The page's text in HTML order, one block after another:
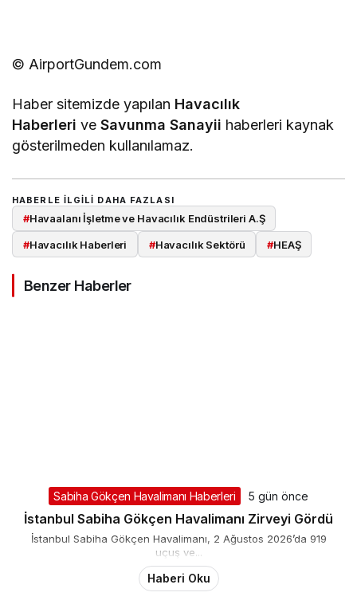
© AirportGundem.com
Haber sitemizde yapılan Havacılık
Haberleri veSavunma Sanayii haberleri kaynak
gösterilmeden kullanılamaz.
HABERLE ILGILI DAHA FAZLASI
#Havaalanı İşletme ve Havacılık Endüstrileri A.Ş
#Havacılık Haberleri #Havacılık Sektörü #HEAŞ
Benzer Haberler
Sabiha Gökçen Havalimanı Haberleri 5 gün önce
İstanbul Sabiha Gökçen Havalimanı Zirveyi Gördü
İstanbul Sabiha Gökçen Havalimanı, 2 Ağustos 2026’da 919
uçuş ve...